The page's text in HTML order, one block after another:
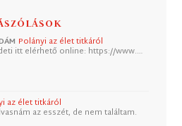
Polányi az élet titkáról
itt elérhető online: https://www.…
az élet titkáról
az esszét, de nem találtam.